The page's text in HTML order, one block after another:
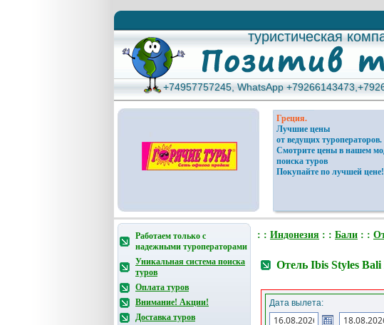
туристическая
туристическая
+74957757245, WhatsApp
+74957757245, WhatsApp
Греция.
Лучшие цены
от ведущих туроператоров.
Смотрите цены в нашем
поиска туров
Покупайте по лучшей цене!
Работаем только с
надежными туроператорами
Уникальная система поиска
туров
Оплата туров
Внимание! Акции!
Доставка туров
: : Индонезия : : Бали : :
Отель Ibis Styles
Дата вылета: